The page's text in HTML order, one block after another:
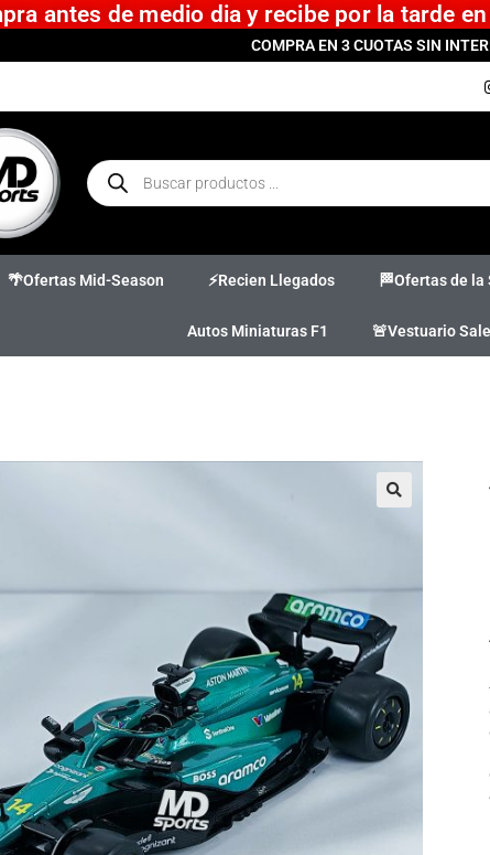
antes de medio dia y recibe por la tarde
COMPRA EN 3 CUOTAS SIN
🌴Ofertas Mid-Season ⚡Recien Llegados 🏁Ofertas de la
Autos Miniaturas F1 🚨Vestuario Sale